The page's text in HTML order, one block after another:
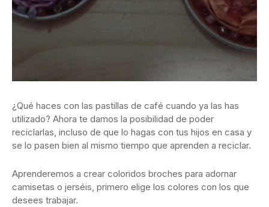
¿Qué haces con las pastillas de café cuando ya las has
utilizado? Ahora te damos la posibilidad de poder
reciclarlas, incluso de que lo hagas con tus hijos en casa y
se lo pasen bien al mismo tiempo que aprenden a reciclar.
Aprenderemos a crear coloridos broches para adornar
camisetas o jerséis, primero elige los colores con los que
desees trabajar.